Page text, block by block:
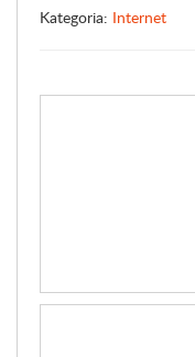
Kategoria: Internet